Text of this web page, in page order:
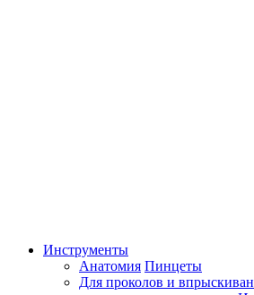
Инструменты
Анатомия Пинцеты
Для проколов и